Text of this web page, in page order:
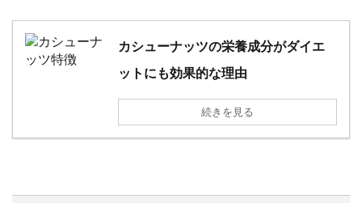
カシューナッツの栄養成分がダイエ
ットにも効果的な理由
続きを見る